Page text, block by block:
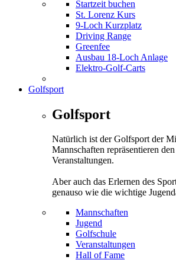
Startzeit buchen
St. Lorenz Kurs
9-Loch Kurzplatz
Driving Range
Greenfee
Ausbau 18-Loch Anlage
Elektro-Golf-Carts
Golfsport
Golfsport
Natürlich ist der Golfsport der
Mannschaften repräsentieren
Veranstaltungen.
Aber auch das Erlernen des
genauso wie die wichtige
Mannschaften
Jugend
Golfschule
Veranstaltungen
Hall of Fame